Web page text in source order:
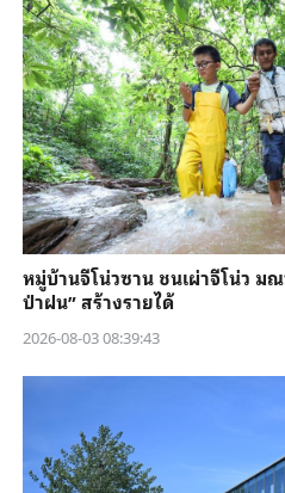
หมู่บ้านจีโน่วซาน ชนเผ่าจีโน่ว ม
ป่าฝน” สร้างรายได้
2026-08-03 08:39:43